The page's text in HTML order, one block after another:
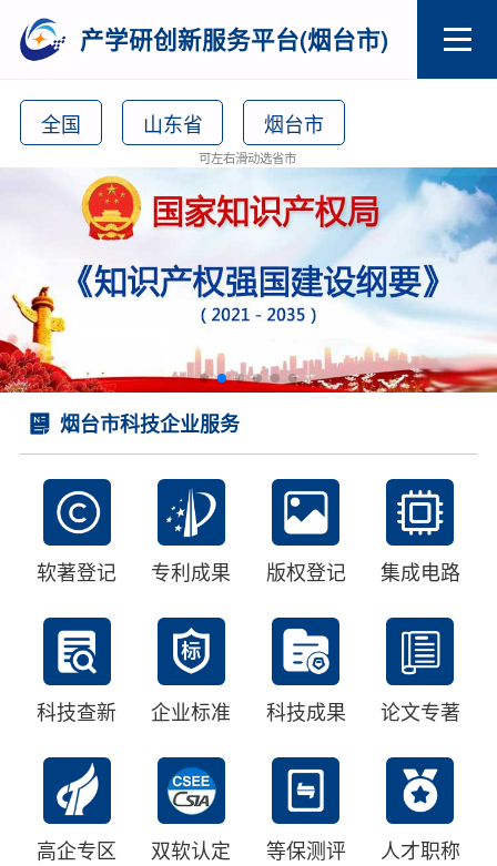
产学研创新服务平台(烟台市)
全国 山东省 烟台市
可左右滑动选省市
烟台市科技企业服务
软著登记 专利成果 版权登记 集成电路
科技查新 企业标准 科技成果 论文专著
高企专区 双软认定 等保测评 人才职称